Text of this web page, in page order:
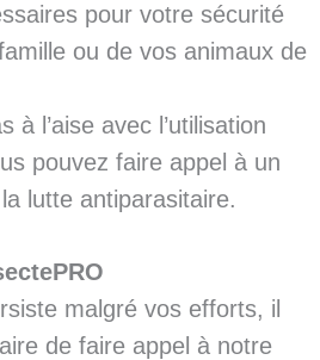
pour votre sécurité
ou de vos animaux de
à l’aise avec l’utilisation
pouvez faire appel à un
lutte antiparasitaire.
malgré vos efforts, il
de faire appel à notre